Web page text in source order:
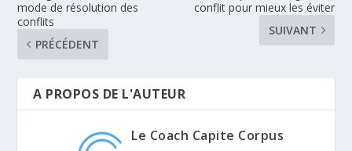
mode de résolution des
conflits
PRÉCÉDENT
conflit pour mieux les éviter
SUIVANT
A PROPOS DE L'AUTEUR
Le Coach Capite Corpus